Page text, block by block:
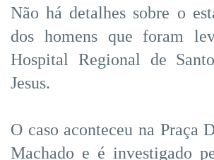
Não há detalhes sobre o
dos homens que foram
Hospital Regional de
Jesus.
O caso aconteceu na Praça
Machado e é investigado